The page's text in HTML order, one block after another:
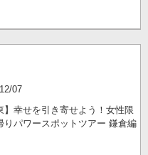
07
】幸せを引き寄せよう！女性限
りパワースポットツアー 鎌倉編